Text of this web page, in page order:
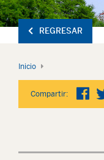
REGRESAR
Inicio
Compartir: